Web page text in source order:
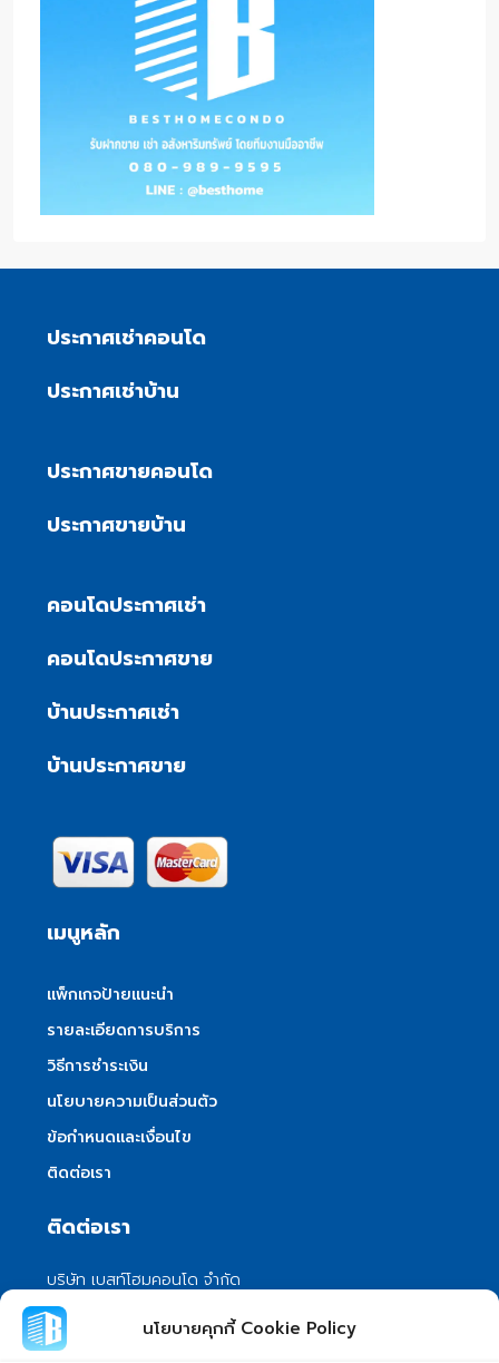
นโยบายคุกกี้ Cookie Policy
ประกาศเช่าคอนโด
ประกาศเช่าบ้าน
ประกาศขายคอนโด
ประกาศขายบ้าน
คอนโดประกาศเช่า
คอนโดประกาศขาย
บ้านประกาศเช่า
บ้านประกาศขาย
เมนูหลัก
แพ็กเกจป้ายแนะนำ
รายละเอียดการบริการ
วิธีการชำระเงิน
นโยบายความเป็นส่วนตัว
ข้อกำหนดและเงื่อนไข
ติดต่อเรา
ติดต่อเรา
บริษัท เบสท์โฮมคอนโด จำกัด
101/399 หมู่ 7 แขวงลําผักชี เขตหนองจอก
กรุงเทพมหานคร 10530